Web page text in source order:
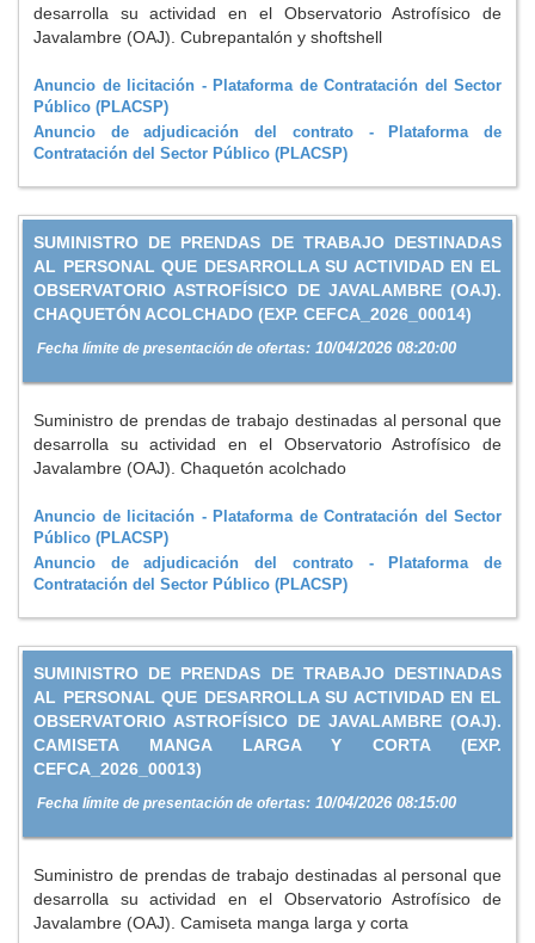
desarrolla su actividad en el Observatorio Astrofísico de
Javalambre (OAJ). Cubrepantalón y shoftshell
Anuncio de licitación - Plataforma de Contratación del Sector
Público (PLACSP)
Anuncio de adjudicación del contrato - Plataforma de
Contratación del Sector Público (PLACSP)
SUMINISTRO DE PRENDAS DE TRABAJO DESTINADAS
AL PERSONAL QUE DESARROLLA SU ACTIVIDAD EN EL
OBSERVATORIO ASTROFÍSICO DE JAVALAMBRE (OAJ).
CHAQUETÓN ACOLCHADO (EXP. CEFCA_2026_00014)
Fecha límite de presentación de ofertas: 10/04/2026 08:20:00
Suministro de prendas de trabajo destinadas al personal que
desarrolla su actividad en el Observatorio Astrofísico de
Javalambre (OAJ). Chaquetón acolchado
Anuncio de licitación - Plataforma de Contratación del Sector
Público (PLACSP)
Anuncio de adjudicación del contrato - Plataforma de
Contratación del Sector Público (PLACSP)
SUMINISTRO DE PRENDAS DE TRABAJO DESTINADAS
AL PERSONAL QUE DESARROLLA SU ACTIVIDAD EN EL
OBSERVATORIO ASTROFÍSICO DE JAVALAMBRE (OAJ).
CAMISETA MANGA LARGA Y CORTA (EXP.
CEFCA_2026_00013)
Fecha límite de presentación de ofertas: 10/04/2026 08:15:00
Suministro de prendas de trabajo destinadas al personal que
desarrolla su actividad en el Observatorio Astrofísico de
Javalambre (OAJ). Camiseta manga larga y corta